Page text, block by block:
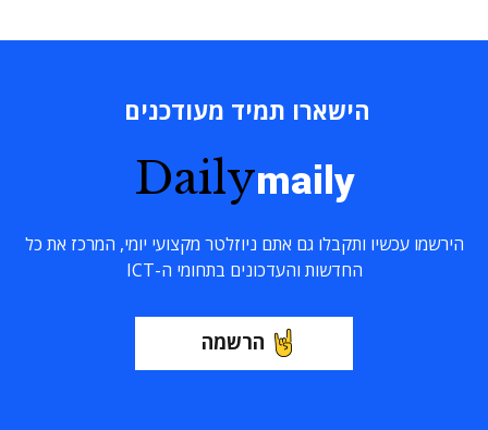
הישארו תמיד מעודכנים
Dailymaily
הירשמו עכשיו ותקבלו גם אתם ניוזלטר מקצועי יומי, המרכז את כל
החדשות והעדכונים בתחומי ה-ICT
הרשמה